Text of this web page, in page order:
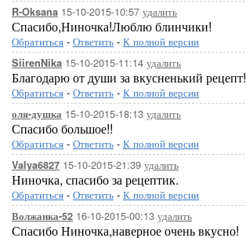
R-Oksana 15-10-2015-10:57 удалить
Спасибо,Ниночка!Люблю блинчики!
Обратиться - Ответить - К полной версии
SiirenNika 15-10-2015-11:14 удалить
Благодарю от души за вкусненький рецепт!
Обратиться - Ответить - К полной версии
оля-душка 15-10-2015-18:13 удалить
Спасибо большое!!
Обратиться - Ответить - К полной версии
Valya6827 15-10-2015-21:39 удалить
Ниночка, спасибо за рецептик.
Обратиться - Ответить - К полной версии
Волжанка-52 16-10-2015-00:13 удалить
Спасибо Ниночка,наверное очень вкусно!